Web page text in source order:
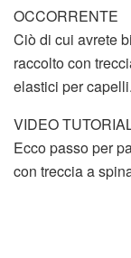
OCCORRENTE
Ciò di cui avrete
raccolto con
elastici per capelli.
VIDEO
Ecco passo per
con treccia a